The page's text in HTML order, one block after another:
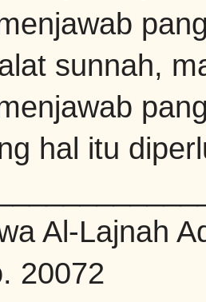
sunnah,
hal itu
Al-Lajnah
20072